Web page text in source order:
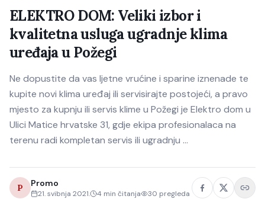
Poljoprivreda
Politika
Gospodarstvo
Život
Sport
ELEKTRO DOM: Veliki izbor i
kvalitetna usluga ugradnje klima
uređaja u Požegi
Ne dopustite da vas ljetne vrućine i sparine iznenade te
kupite novi klima uređaj ili servisirajte postojeći, a pravo
mjesto za kupnju ili servis klime u Požegi je Elektro dom u
Ulici Matice hrvatske 31, gdje ekipa profesionalaca na
terenu radi kompletan servis ili ugradnju …
P Promo
21. svibnja 2021. 4 min čitanja 30 pregleda